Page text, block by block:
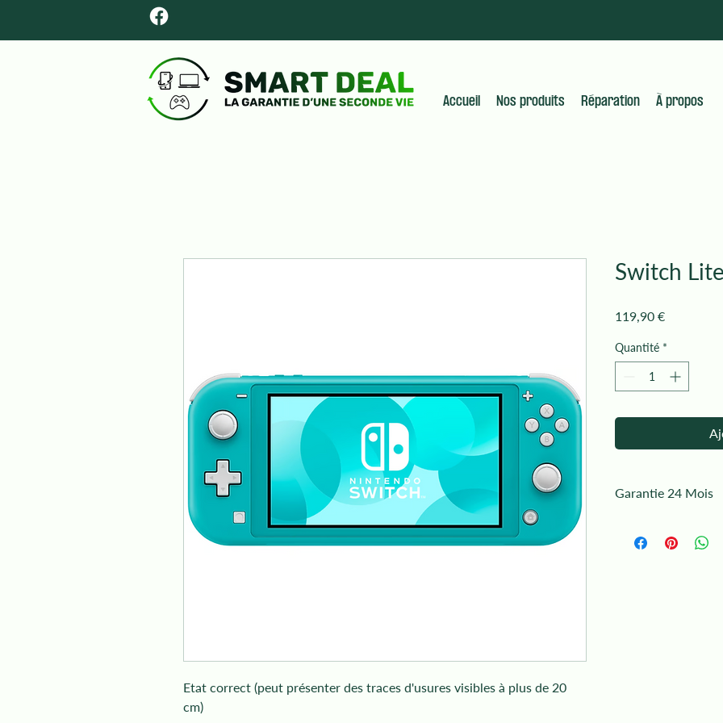
Accueil Nos produits Réparation À propos
Etat correct (peut présenter des traces d'usures visibles à plus de 20
cm)
Switch
119,90 €Prix
Quantité *
Garantie 24 Mois